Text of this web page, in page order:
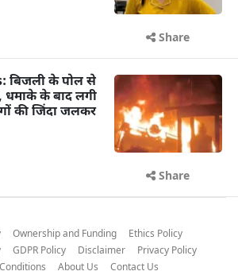
Share
बिजली के पोल से
धमाके के बाद लगी
की जिंदा जलकर
Share
Ownership and Funding
Ethics Policy
GDPR Policy Disclaimer
Privacy Policy
About Us Contact Us